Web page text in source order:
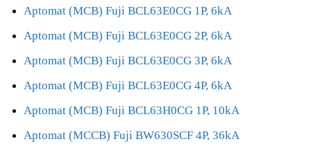
Aptomat (MCB) Fuji BCL63E0CG 1P, 6kA
Aptomat (MCB) Fuji BCL63E0CG 2P, 6kA
Aptomat (MCB) Fuji BCL63E0CG 3P, 6kA
Aptomat (MCB) Fuji BCL63E0CG 4P, 6kA
Aptomat (MCB) Fuji BCL63H0CG 1P, 10kA
Aptomat (MCCB) Fuji BW630SCF 4P, 36kA